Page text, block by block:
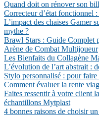
Quand doit on rénover son
Correcteur d’état fonctionnel
L’impact des chaises Gamer
mythe ?
Brawl Stars : Guide Complet
Arène de Combat Multijoueur
Les Bienfaits du Collagène
L’évolution de l’art abstrait :
Stylo personnalisé : pour
Comment évaluer la rente
Faites ressentir à votre client
échantillons Mytplast
4 bonnes raisons de choisir